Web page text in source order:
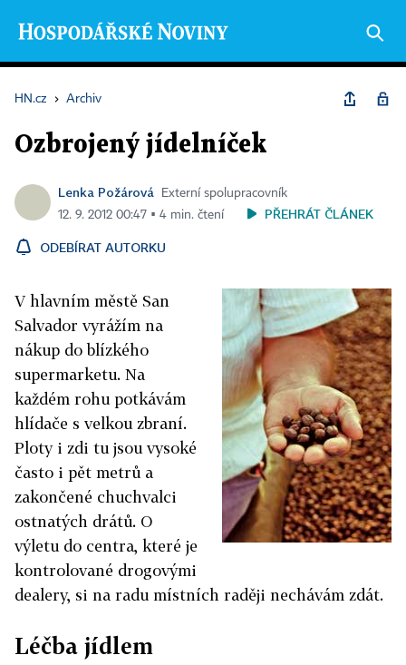
HN.cz › Archiv
Ozbrojený jídelníček
Lenka Požárová
Externí spolupracovník
12. 9. 2012 00:47 ▪ 4 min. čtení
PŘEHRÁT ČLÁNEK
ODEBÍRAT AUTORKU
V hlavním městě San
Salvador vyrážím na
nákup do blízkého
supermarketu. Na
každém rohu potkávám
hlídače s velkou zbraní.
Ploty i zdi tu jsou vysoké
často i pět metrů a
zakončené chuchvalci
ostnatých drátů. O
výletu do centra, které je
kontrolované drogovými
dealery, si na radu místních raději nechávám zdát.
Léčba jídlem